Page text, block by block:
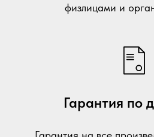
физлицами и
Гарантия по